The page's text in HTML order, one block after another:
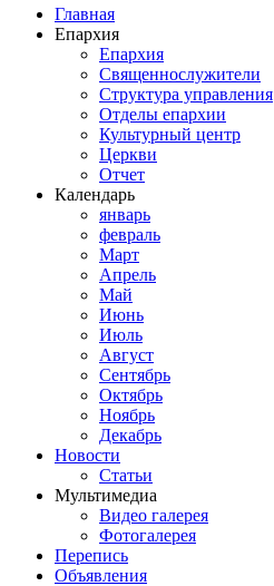
Главная
Епархия
Епархия
Священнослужители
Структура управления
Отделы епархии
Культурный центр
Церкви
Отчет
Календарь
январь
февраль
Март
Апрель
Май
Июнь
Июль
Август
Сентябрь
Октябрь
Ноябрь
Декабрь
Новости
Статьи
Мультимедиа
Видео галерея
Фотогалерея
Перепись
Объявления